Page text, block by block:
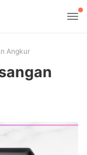
Angkur